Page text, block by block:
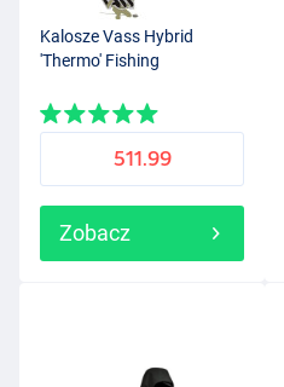
Kalosze Vass Hybrid
'Thermo' Fishing
511.99
Zobacz